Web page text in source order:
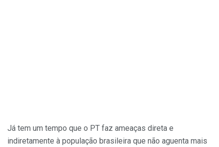
Já tem um tempo que o PT faz ameaças direta e
indiretamente à população brasileira que não aguenta mais